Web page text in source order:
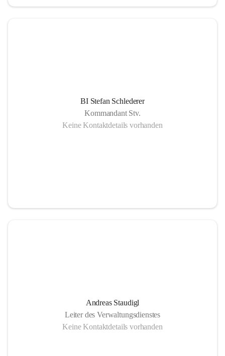
BI Stefan Schlederer
Kommandant Stv.
Keine Kontaktdetails vorhanden
Andreas Staudigl
Leiter des Verwaltungsdienstes
Keine Kontaktdetails vorhanden